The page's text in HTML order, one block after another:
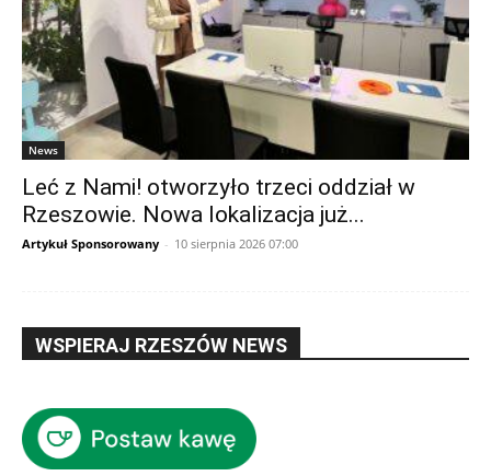
News
Leć z Nami! otworzyło trzeci oddział w
Rzeszowie. Nowa lokalizacja już...
Artykuł Sponsorowany - 10 sierpnia 2026 07:00
WSPIERAJ RZESZÓW NEWS